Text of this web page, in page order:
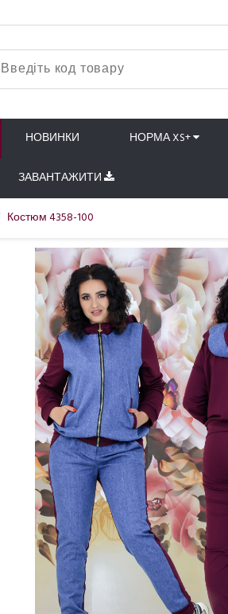
НОВИНКИ НОРМА XS+
ЗАВАНТАЖИТИ
Костюм 4358-100